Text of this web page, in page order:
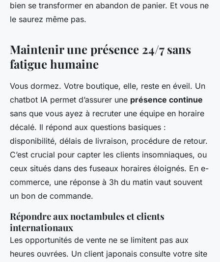
bien se transformer en abandon de panier. Et vous ne
le saurez même pas.
Maintenir une présence 24/7 sans
fatigue humaine
Vous dormez. Votre boutique, elle, reste en éveil. Un
chatbot IA permet d’assurer une présence continue
sans que vous ayez à recruter une équipe en horaire
décalé. Il répond aux questions basiques :
disponibilité, délais de livraison, procédure de retour.
C’est crucial pour capter les clients insomniaques, ou
ceux situés dans des fuseaux horaires éloignés. En e-
commerce, une réponse à 3h du matin vaut souvent
un bon de commande.
Répondre aux noctambules et clients
internationaux
Les opportunités de vente ne se limitent pas aux
heures ouvrées. Un client japonais consulte votre site